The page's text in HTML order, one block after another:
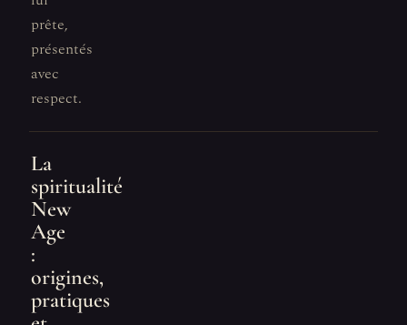
prête,
présentés
avec
respect.
La
spiritualité
New
Age
:
origines,
pratiques